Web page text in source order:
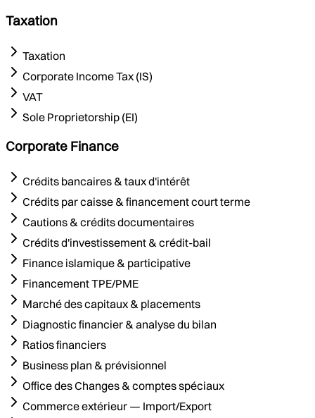
Taxation
Taxation
Corporate Income Tax (IS)
VAT
Sole Proprietorship (EI)
Corporate Finance
Crédits bancaires & taux d'intérêt
Crédits par caisse & financement court terme
Cautions & crédits documentaires
Crédits d'investissement & crédit-bail
Finance islamique & participative
Financement TPE/PME
Marché des capitaux & placements
Diagnostic financier & analyse du bilan
Ratios financiers
Business plan & prévisionnel
Office des Changes & comptes spéciaux
Commerce extérieur — Import/Export